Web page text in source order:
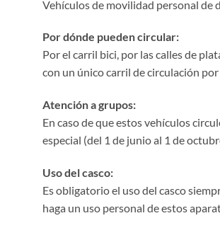
Vehículos de movilidad personal de
Por dónde pueden circular:
Por el carril bici, por las calles de
con un único carril de circulación
Atención a grupos:
En caso de que estos vehículos
especial (del 1 de junio al 1 de
Uso del casco:
Es obligatorio el uso del casco
haga un uso personal de estos